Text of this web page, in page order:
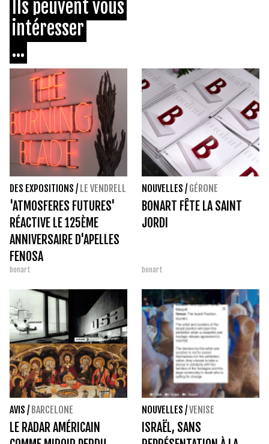
Ils peuvent vous
intéresser
...
DES EXPOSITIONS / LE VENDRELL
'ATMOSFERES FUTURES'
RÉACTIVE LE 125ÈME
ANNIVERSAIRE D'APELLES
FENOSA
bonart
NOUVELLES / GÉRONE
BONART FÊTE LA SAINT
JORDI
bonart
AVIS / BARCELONE
LE RADAR AMÉRICAIN
NOUVELLES /VENISE
ISRAËL, SANS